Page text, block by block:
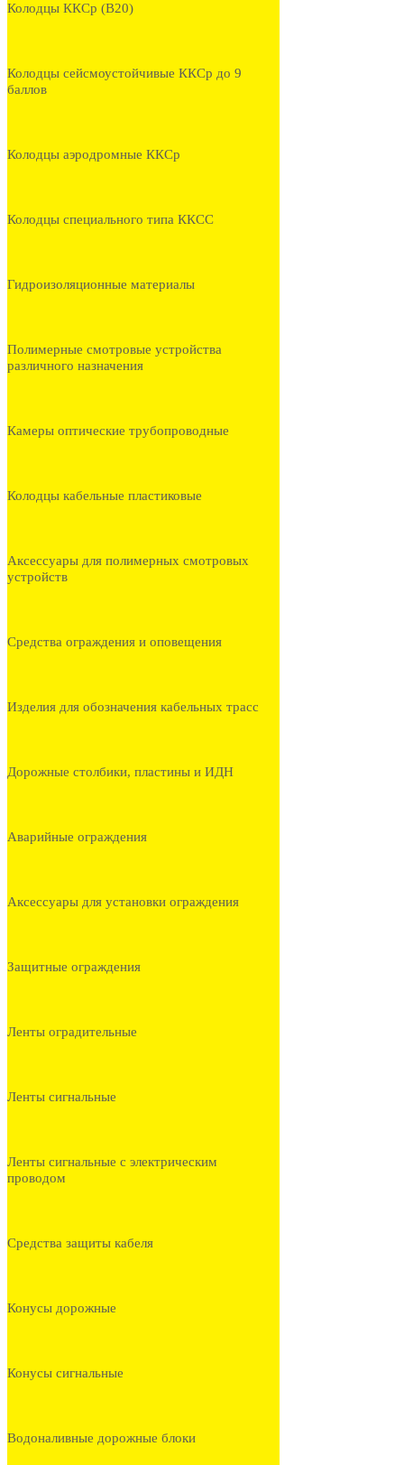
Колодцы ККСр (В20)
Колодцы сейсмоустойчивые ККСр до 9
баллов
Колодцы аэродромные ККСр
Колодцы специального типа ККСС
Гидроизоляционные материалы
Полимерные смотровые устройства
различного назначения
Камеры оптические трубопроводные
Колодцы кабельные пластиковые
Аксессуары для полимерных смотровых
устройств
Средства ограждения и оповещения
Изделия для обозначения кабельных трасс
Дорожные столбики, пластины и ИДН
Аварийные ограждения
Аксессуары для установки ограждения
Защитные ограждения
Ленты оградительные
Ленты сигнальные
Ленты сигнальные с электрическим
проводом
Средства защиты кабеля
Конусы дорожные
Конусы сигнальные
Водоналивные дорожные блоки